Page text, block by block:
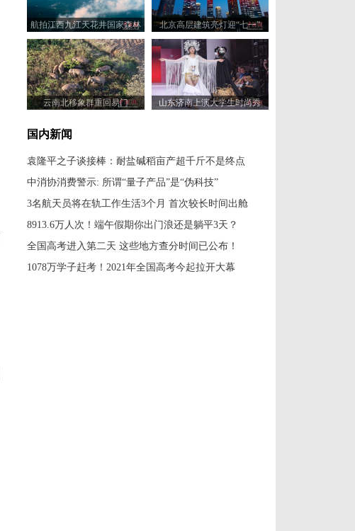
航拍江西九江天花井国家森林
公园 云海翻腾景色壮美
北京高层建筑亮灯迎“七一”
云南北移象群重回易门 山东济南上演大学生时尚秀
国内新闻
袁隆平之子谈接棒：耐盐碱稻亩产超千斤不是终点
中消协消费警示: 所谓“量子产品”是“伪科技”
3名航天员将在轨工作生活3个月 首次较长时间出舱
8913.6万人次！端午假期你出门浪还是躺平3天？
全国高考进入第二天 这些地方查分时间已公布！
1078万学子赶考！2021年全国高考今起拉开大幕